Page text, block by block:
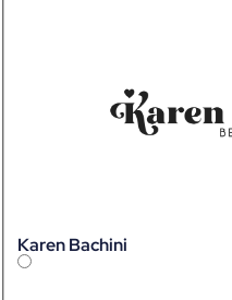
Karen Bachini